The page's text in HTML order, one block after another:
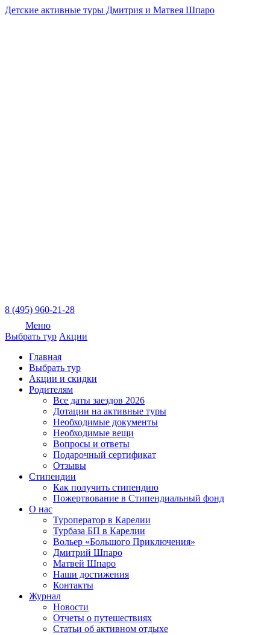
Детские активные туры Дмитрия и Матвея Шпаро
8 (495) 960-21-28
Меню
Выбрать тур Акции
Главная
Выбрать тур
Акции и скидки
Родителям
Все даты заездов 2026
Дотации на активные туры
Необходимые документы
Необходимые вещи
Вопросы и ответы
Подарочный сертификат
Отзывы
Стипендии
Как получить стипендию
Пожертвование в Стипендиальный фонд
О нас
Туроператор в Карелии
Турбаза БП в Карелии
Вольер «Большого Приключения»
Дмитрий Шпаро
Матвей Шпаро
Наши достижения
Контакты
Журнал
Новости
Отчеты о путешествиях
Статьи об активном отдыхе